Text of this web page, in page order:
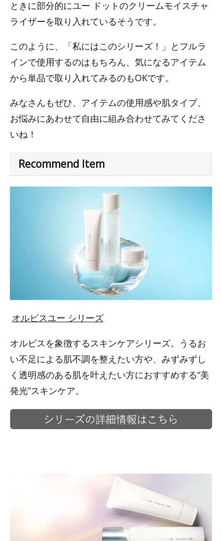
ときに部分的にユー ドットのクリームモイスチャ
ライザーを取り入れているそうです。
このように、「私にはこのシリーズ！」とフルラ
インで使用するのはもちろん、気になるアイテム
から単品で取り入れてみるのもOKです。
みなさんもぜひ、アイテムの使用感や肌タイプ、
お悩みにあわせて自由に組み合わせてみてくださ
いね！
Recommend Item
オルビスユー シリーズ
オルビスを象徴するスキンケアシリーズ。うるお
い不足による肌不調を整えたい方や、みずみずし
く透明感のある肌を叶えたい方におすすめする“美
発光”スキンケア。